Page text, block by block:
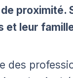
proximité.
et leur
des